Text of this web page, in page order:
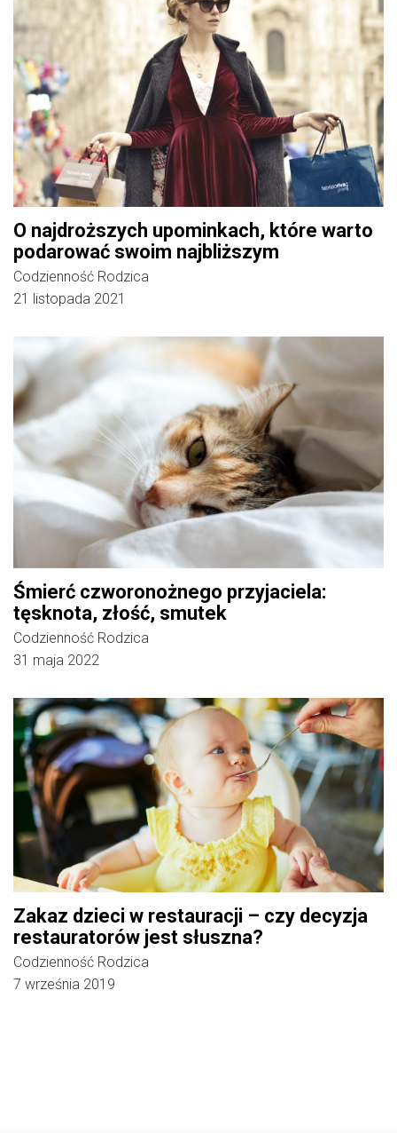
O najdroższych upominkach, które warto
podarować swoim najbliższym
Codzienność Rodzica
21 listopada 2021
Śmierć czworonożnego przyjaciela:
tęsknota, złość, smutek
Codzienność Rodzica
31 maja 2022
Zakaz dzieci w restauracji – czy decyzja
restauratorów jest słuszna?
Codzienność Rodzica
7 września 2019